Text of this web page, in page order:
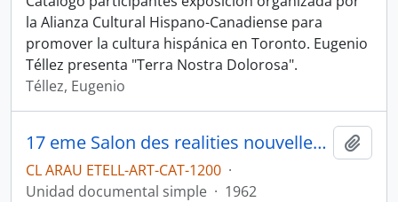
la Alianza Cultural Hispano-Canadiense para
promover la cultura hispánica en Toronto. Eugenio
Téllez presenta "Terra Nostra Dolorosa".
Téllez, Eugenio
17 eme Salon des realities nouvelles du 7 au 29 avril 1962
CL ARAU ETELL-ART-CAT-1200 ·
Unidad documental simple · 1962